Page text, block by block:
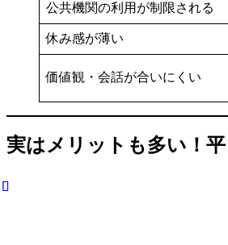
公共機関の利用が制限される
休み感が薄い
価値観・会話が合いにくい
実はメリットも多い！